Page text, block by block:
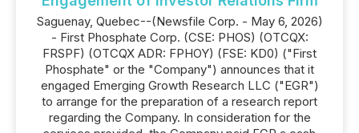
Saguenay, Quebec--(Newsfile Corp. - May 6, 2026)
- First Phosphate Corp. (CSE: PHOS) (OTCQX:
FRSPF) (OTCQX ADR: FPHOY) (FSE: KD0) ("First
Phosphate" or the "Company") announces that it
engaged Emerging Growth Research LLC ("EGR")
to arrange for the preparation of a research report
regarding the Company. In consideration for the